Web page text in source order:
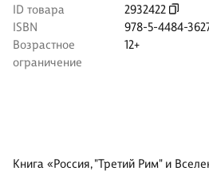
ID товара
2932422
ISBN
978-5-4484-
Возрастное
ограничение
12+
Книга «Россия, "Третий Рим" и